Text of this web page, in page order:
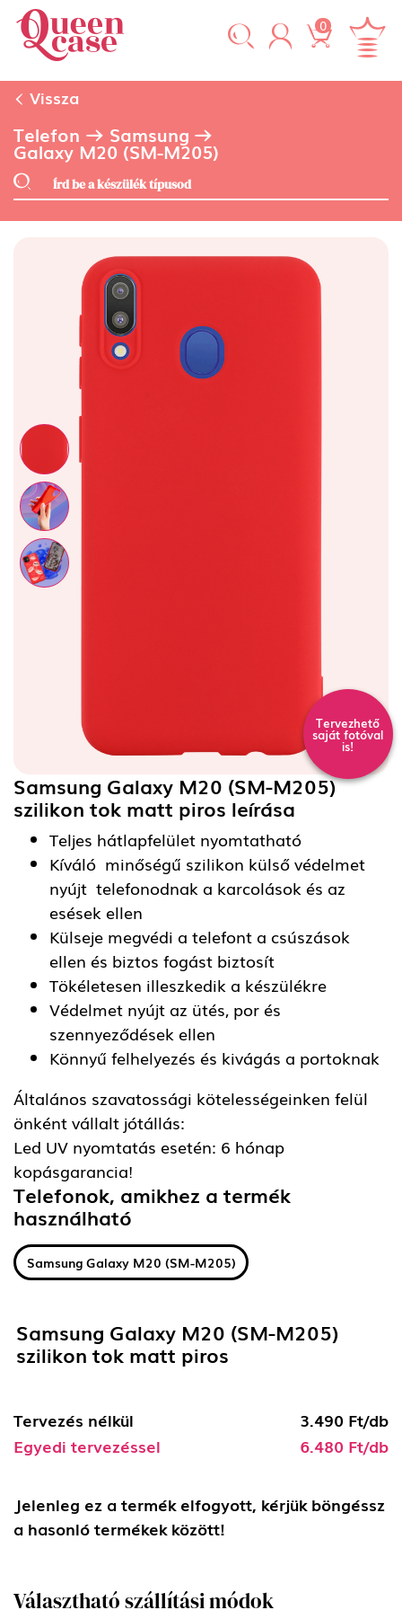
0
Vissza
Telefon Samsung
Galaxy M20 (SM-M205)
Tervezhető
saját fotóval
is!
Samsung Galaxy M20 (SM-M205)
szilikon tok matt piros leírása
Teljes hátlapfelület nyomtatható
Kíváló minőségű szilikon külső védelmet
nyújt telefonodnak a karcolások és az
esések ellen
Külseje megvédi a telefont a csúszások
ellen és biztos fogást biztosít
Tökéletesen illeszkedik a készülékre
Védelmet nyújt az ütés, por és
szennyeződések ellen
Könnyű felhelyezés és kivágás a portoknak
Általános szavatossági kötelességeinken felül
önként vállalt jótállás:
Led UV nyomtatás esetén: 6 hónap
kopásgarancia!
Telefonok, amikhez a termék
használható
Samsung Galaxy M20 (SM-M205)
Samsung Galaxy M20 (SM-M205)
szilikon tok matt piros
Tervezés nélkül
3.490 Ft/db
Egyedi tervezéssel
6.480 Ft/db
Jelenleg ez a termék elfogyott, kérjük böngéssz
a hasonló termékek között!
Választható szállítási módok